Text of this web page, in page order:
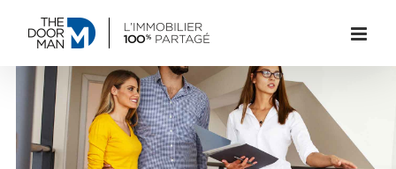
contenu